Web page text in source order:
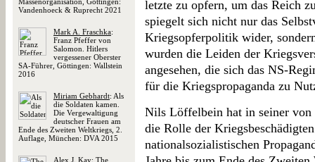
Vandenhoeck & Ruprecht 2021
Mark A. Fraschka:
Franz Pfeffer von
Salomon. Hitlers
vergessener Oberster
SA-Führer, Göttingen: Wallstein
2016
Miriam Gebhardt: Als
die Soldaten kamen.
Die Vergewaltigung
deutscher Frauen am
Ende des Zweiten Weltkriegs, 2.
Auflage, München: DVA 2015
Alex J. Kay: The
letzte zu opfern, um das Reich
spiegelt sich nicht nur das
Kriegsopferpolitik wider,
wurden die Leiden der
angesehen, die sich das NS-
für die Kriegspropaganda zu
Nils Löffelbein hat in seiner von
die Rolle der
nationalsozialistischen